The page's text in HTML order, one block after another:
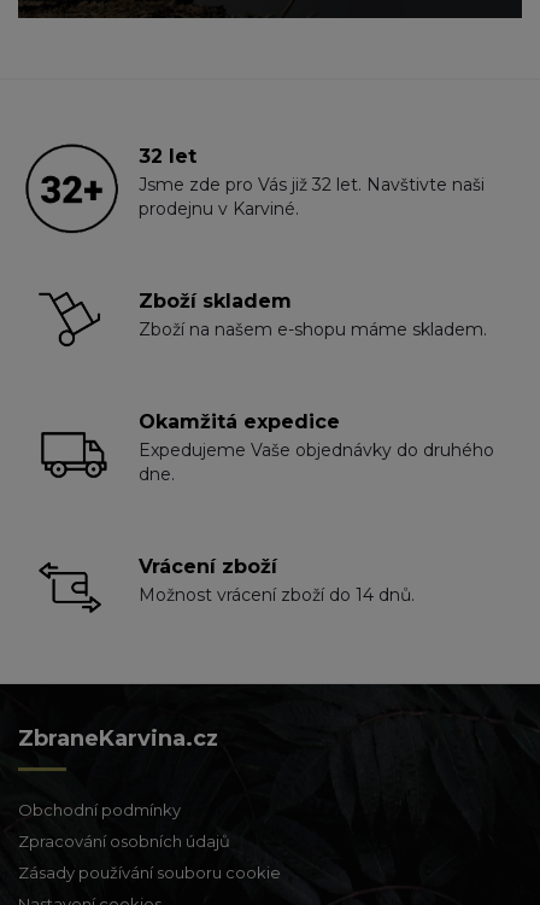
32 let
Jsme zde pro Vás již 32 let. Navštivte naši
prodejnu v Karviné.
Zboží skladem
Zboží na našem e-shopu máme skladem.
Okamžitá expedice
Expedujeme Vaše objednávky do druhého
dne.
Vrácení zboží
Možnost vrácení zboží do 14 dnů.
ZbraneKarvina.cz
Obchodní podmínky
Zpracování osobních údajů
Zásady používání souboru cookie